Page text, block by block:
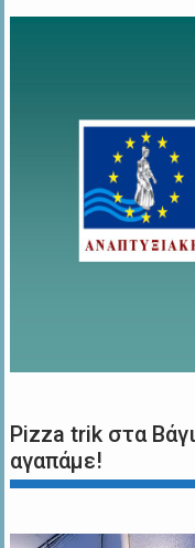
Pizza trik στα
αγαπάμε!